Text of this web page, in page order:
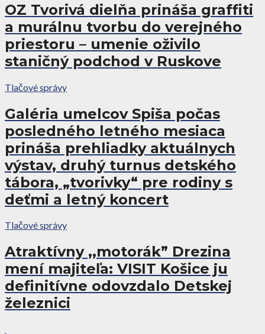
OZ Tvorivá dielňa prináša graffiti
a murálnu tvorbu do verejného
priestoru – umenie oživilo
staničný podchod v Ruskove
Tlačové správy
Galéria umelcov Spiša počas
posledného letného mesiaca
prináša prehliadky aktuálnych
výstav, druhý turnus detského
tábora, „tvorivky“ pre rodiny s
deťmi a letný koncert
Tlačové správy
Atraktívny ,,motorák” Drezina
mení majiteľa: VISIT Košice ju
definitívne odovzdalo Detskej
železnici